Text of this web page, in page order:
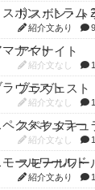
リスボン・ト
紹介文あり
アマナイト
紹介文なし
ブラヴェスト
紹介文なし
スペクタキュ
紹介文なし
スモールワー
紹介文あり